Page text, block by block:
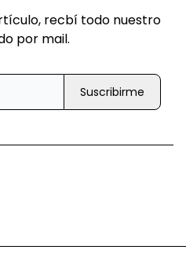
recbí todo nuestro
por mail.
Suscribirme